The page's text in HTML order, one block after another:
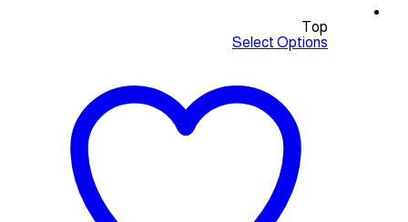
Top
Select Options